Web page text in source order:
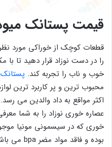
قیمت پستانک
قطعات کوچک از خوراکی مورد
را در دست نوزاد قرار دهید تا
خوب و ناب را تجربه کند.
محبوب ترین و پر کاربرد ترین
اکثر مواقع به داد والدین می
عصاره خوری نوزاد را به شما
خوری که در سیسمونی مونیا
بوده و فاقد مواد مضر bpa می باشد.